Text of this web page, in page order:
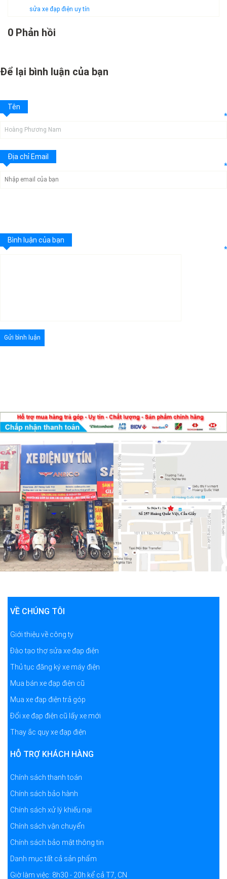
sửa xe đạp điện uy tín
0 Phản hồi
Để lại bình luận của bạn
Tên
*
Địa chỉ Email
*
Bình luận của bạn
*
VỀ CHÚNG TÔI
Giới thiệu về công ty
Đào tạo thợ sửa xe đạp điện
Thủ tục đăng ký xe máy điện
Mua bán xe đạp điện cũ
Mua xe đạp điện trả góp
Đổi xe đạp điện cũ lấy xe mới
Thay ắc quy xe đạp điện
HỖ TRỢ KHÁCH HÀNG
Chính sách thanh toán
Chính sách bảo hành
Chính sách xử lý khiếu nại
Chính sách vận chuyển
Chính sách bảo mật thông tin
Danh mục tất cả sản phẩm
Giờ làm việc: 8h30 - 20h kể cả T7, CN